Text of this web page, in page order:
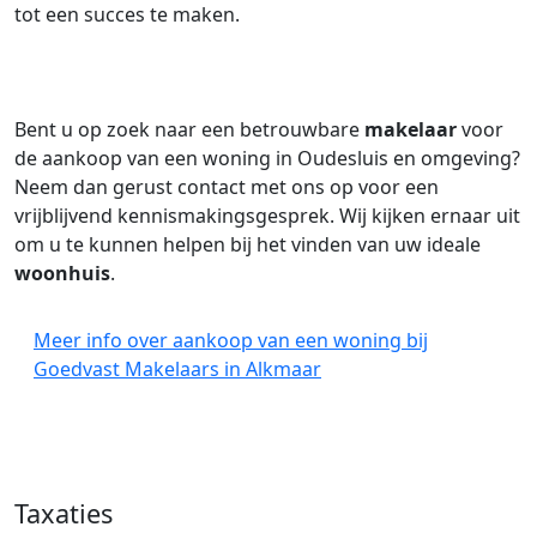
tot een succes te maken.
Bent u op zoek naar een betrouwbare makelaarvoor
de aankoop van een woning in Oudesluis en omgeving?
Neem dan gerust contact met ons op voor een
vrijblijvend kennismakingsgesprek. Wij kijken ernaar uit
om u te kunnen helpen bij het vinden van uw ideale
woonhuis.
Meer info over aankoop van een woning bij
Goedvast Makelaars in Alkmaar
Taxaties